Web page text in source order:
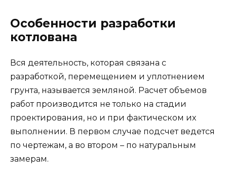
Особенности разработки
котлована
Вся деятельность, которая связана с
разработкой, перемещением и уплотнением
грунта, называется земляной. Расчет объемов
работ производится не только на стадии
проектирования, но и при фактическом их
выполнении. В первом случае подсчет ведется
по чертежам, а во втором – по натуральным
замерам.